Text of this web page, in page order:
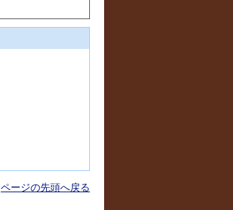
ページの先頭へ戻る